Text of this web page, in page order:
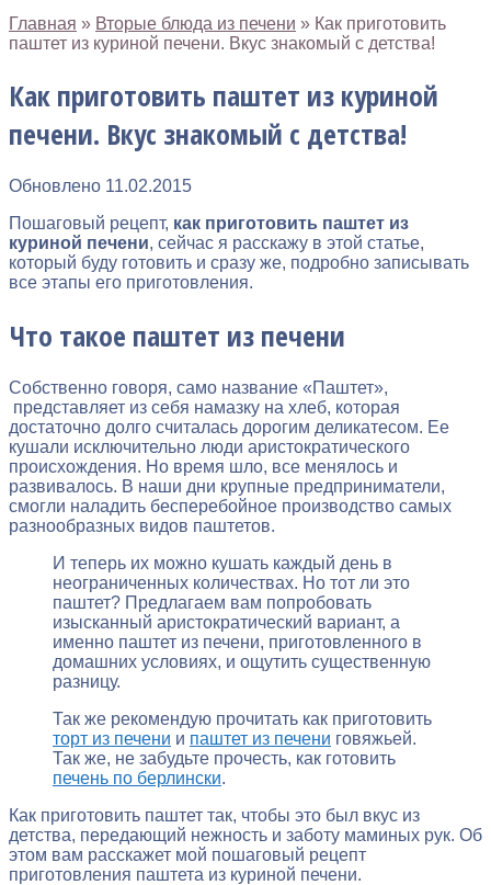
Главная » Вторые блюда из печени » Как приготовить
паштет из куриной печени. Вкус знакомый с детства!
Как приготовить паштет из куриной
печени. Вкус знакомый с детства!
Обновлено 11.02.2015
Пошаговый рецепт, как приготовить паштет из
куриной печени, сейчас я расскажу в этой статье,
который буду готовить и сразу же, подробно записывать
все этапы его приготовления.
Что такое паштет из печени
Собственно говоря, само название «Паштет»,
представляет из себя намазку на хлеб, которая
достаточно долго считалась дорогим деликатесом. Ее
кушали исключительно люди аристократического
происхождения. Но время шло, все менялось и
развивалось. В наши дни крупные предприниматели,
смогли наладить бесперебойное производство самых
разнообразных видов паштетов.
И теперь их можно кушать каждый день в
неограниченных количествах. Но тот ли это
паштет? Предлагаем вам попробовать
изысканный аристократический вариант, а
именно паштет из печени, приготовленного в
домашних условиях, и ощутить существенную
разницу.
Так же рекомендую прочитать как приготовить
торт из печени и паштет из печени говяжьей.
Так же, не забудьте прочесть, как готовить
печень по берлински.
Как приготовить паштет так, чтобы это был вкус из
детства, передающий нежность и заботу маминых рук. Об
этом вам расскажет мой пошаговый рецепт
приготовления паштета из куриной печени.